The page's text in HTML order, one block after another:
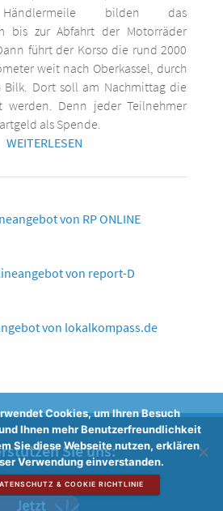
bilden das
bis zur Abfahrt der Motorräder
führt der Korso die rund 2000
weit nach Oberkassel, durch
Bilk. Dort soll am Nachmittag die
werden. Denn jeder Teilnehmer
als Spende.
WEITERLESEN
von RP ONLINE
von report-D
von lokalkompass.de
Sie uns:
Cookies, um Ihren Besuch
Ihnen mehr Benutzerfreundlichkeit
Sie diese Webseite nutzen, erklären
Verwendung einverstanden.
& COOKIE RICHTLINIE